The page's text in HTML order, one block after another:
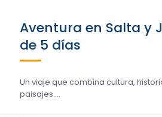
Aventura en Salta y
de 5 días
Un viaje que combina cultura,
paisajes....